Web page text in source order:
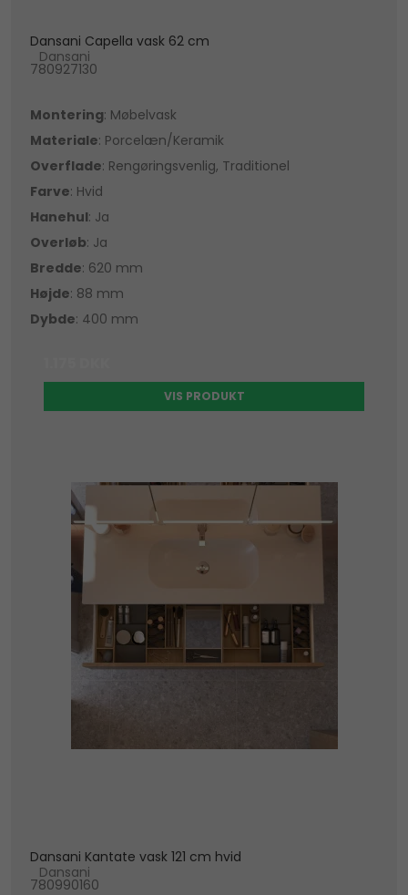
Dansani Capella vask 62 cm
Dansani
780927130
Montering: Møbelvask
Materiale: Porcelæn/Keramik
Overflade: Rengøringsvenlig, Traditionel
Farve: Hvid
Hanehul: Ja
Overløb: Ja
Bredde: 620 mm
Højde: 88 mm
Dybde: 400 mm
VIS PRODUKT
Dansani Kantate vask 121 cm hvid
Dansani
780990160